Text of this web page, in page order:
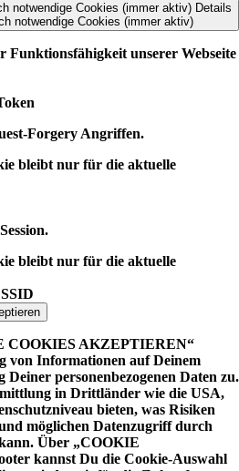
notwendige Cookies (immer aktiv) Details
notwendige Cookies (immer aktiv)
Funktionsfähigkeit unserer Webseite
Forgery Angriffen.
bleibt nur für die aktuelle
bleibt nur für die aktuelle
COOKIES AKZEPTIEREN“
von Informationen auf Deinem
personenbezogenen Daten zu.
in Drittländer wie die USA,
bieten, was Risiken
möglichen Datenzugriff durch
Über „COOKIE
kannst Du die Cookie-Auswahl